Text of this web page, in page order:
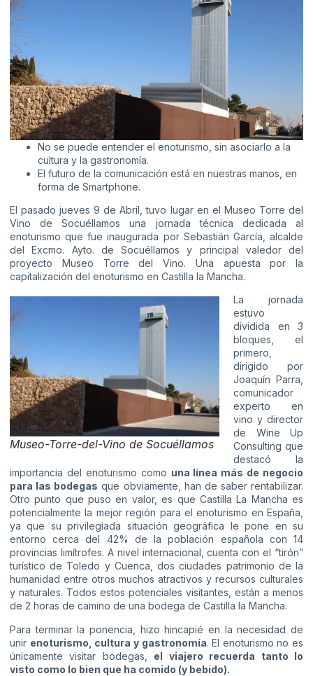
No se puede entender el enoturismo, sin asociarlo a la
cultura y la gastronomía.
El futuro de la comunicación está en nuestras manos, en
forma de Smartphone.
El pasado jueves 9 de Abril, tuvo lugar en el Museo Torre del
Vino de Socuéllamos una jornada técnica dedicada al
enoturismo que fue inaugurada por Sebastián García, alcalde
del Excmo. Ayto. de Socuéllamos y principal valedor del
proyecto Museo Torre del Vino. Una apuesta por la
capitalización del enoturismo en Castilla la Mancha.
Museo-Torre-del-Vino de Socuéllamos
La jornada
estuvo
dividida en 3
bloques, el
primero,
dirigido por
Joaquín Parra,
comunicador
experto en
vino y director
de Wine Up
Consulting que
destacó la
importancia del enoturismo como una línea más de negocio
para las bodegas que obviamente, han de saber rentabilizar.
Otro punto que puso en valor, es que Castilla La Mancha es
potencialmente la mejor región para el enoturismo en España,
ya que su privilegiada situación geográfica le pone en su
entorno cerca del 42% de la población española con 14
provincias limítrofes. A nivel internacional, cuenta con el “tirón”
turístico de Toledo y Cuenca, dos ciudades patrimonio de la
humanidad entre otros muchos atractivos y recursos culturales
y naturales. Todos estos potenciales visitantes, están a menos
de 2 horas de camino de una bodega de Castilla la Mancha.
Para terminar la ponencia, hizo hincapié en la necesidad de
unir enoturismo, cultura y gastronomía. El enoturismo no es
únicamente visitar bodegas, el viajero recuerda tanto lo
visto como lo bien que ha comido (y bebido).